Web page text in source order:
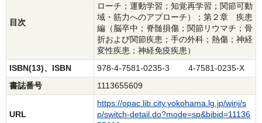
目次
ローチ；運動学習；知覚再学習；関節可動
域・筋力へのアプローチ）；第２章 疾患
編（脳卒中；脊髄損傷；関節リウマチ；骨
折および関節疾患；手の外科；熱傷；神経
変性疾患；神経免疫疾患）
ISBN(13)、ISBN
978-4-7581-0235-3 4-7581-0235-X
書誌番号
1113655609
URL
https://opac.lib.city.yokohama.lg.jp/winj/s
p/switch-detail.do?mode=sp&bibid=11136